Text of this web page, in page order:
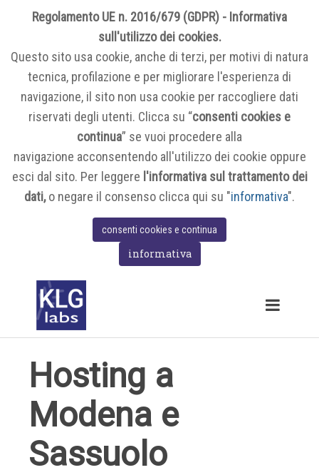
Regolamento UE n. 2016/679 (GDPR) - Informativa
sull'utilizzo dei cookies.
Questo sito usa cookie, anche di terzi, per motivi di natura
tecnica, profilazione e per migliorare l'esperienza di
navigazione, il sito non usa cookie per raccogliere dati
riservati degli utenti. Clicca su “consenti cookies e
continua” se vuoi procedere alla
navigazione acconsentendo all'utilizzo dei cookie oppure
esci dal sito. Per leggere l'informativa sul trattamento dei
dati,o negare il consenso clicca qui su "informativa".
consenti cookies e continua
informativa
Hosting a
Modena e
Sassuolo